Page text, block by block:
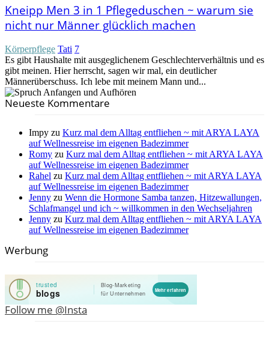
Kneipp Men 3 in 1 Pflegeduschen ~ warum sie
nicht nur Männer glücklich machen
Körperpflege Tati 7
Es gibt Haushalte mit ausgeglichenem Geschlechterverhältnis und es
gibt meinen. Hier herrscht, sagen wir mal, ein deutlicher
Männerüberschuss. Ich lebe mit meinem Mann und...
Neueste Kommentare
Impy zu Kurz mal dem Alltag entfliehen ~ mit ARYA LAYA
auf Wellnessreise im eigenen Badezimmer
Romy zu Kurz mal dem Alltag entfliehen ~ mit ARYA LAYA
auf Wellnessreise im eigenen Badezimmer
Rahel zu Kurz mal dem Alltag entfliehen ~ mit ARYA LAYA
auf Wellnessreise im eigenen Badezimmer
Jenny zu Wenn die Hormone Samba tanzen, Hitzewallungen,
Schlafmangel und ich ~ willkommen in den Wechseljahren
Jenny zu Kurz mal dem Alltag entfliehen ~ mit ARYA LAYA
auf Wellnessreise im eigenen Badezimmer
Werbung
Follow me @Insta